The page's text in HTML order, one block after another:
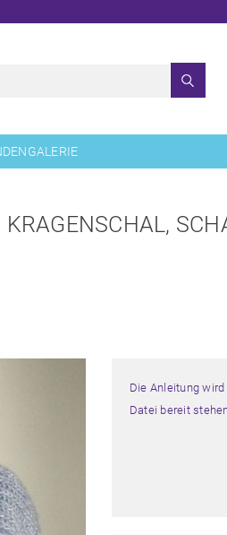
Die Anleitung
Datei bereit